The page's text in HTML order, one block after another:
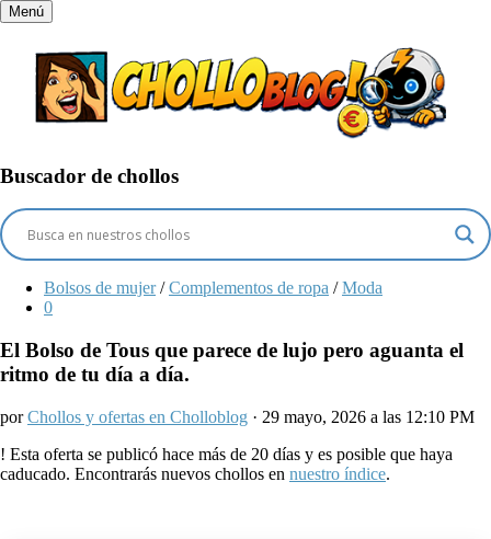
Menú
Buscador de chollos
Bolsos de mujer / Complementos de ropa / Moda
0
El Bolso de Tous que parece de lujo pero aguanta el
ritmo de tu día a día.
porChollos y ofertas en Cholloblog · 29 mayo, 2026 a las 12:10 PM
! Esta oferta se publicó hace más de 20 días y es posible que haya
caducado. Encontrarás nuevos chollos en nuestro índice.